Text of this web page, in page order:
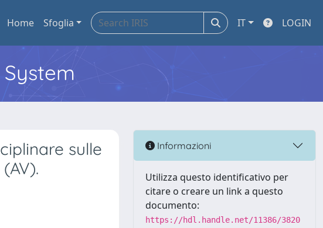
Home Sfoglia IT LOGIN
sulle
Informazioni
Utilizza questo identificativo per
citare o creare un link a questo
documento:
https://hdl.handle.net/11386/3820